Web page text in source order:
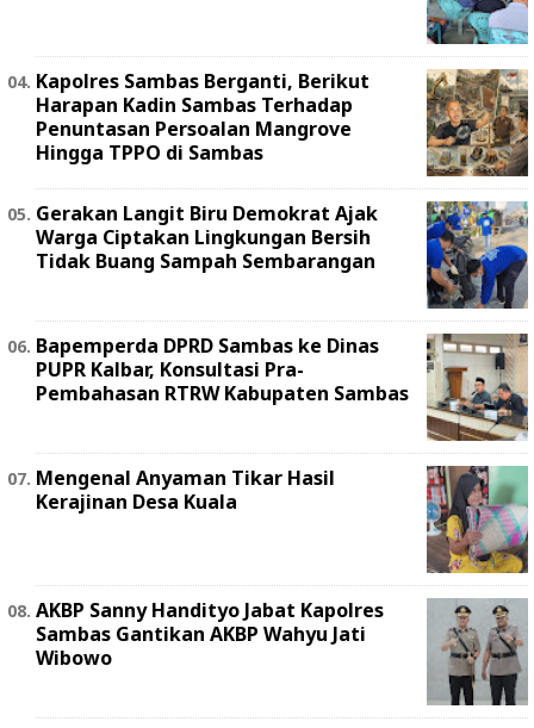
Kapolres Sambas Berganti, Berikut
Harapan Kadin Sambas Terhadap
Penuntasan Persoalan Mangrove
Hingga TPPO di Sambas
Gerakan Langit Biru Demokrat Ajak
Warga Ciptakan Lingkungan Bersih
Tidak Buang Sampah Sembarangan
Bapemperda DPRD Sambas ke Dinas
PUPR Kalbar, Konsultasi Pra-
Pembahasan RTRW Kabupaten Sambas
Mengenal Anyaman Tikar Hasil
Kerajinan Desa Kuala
AKBP Sanny Handityo Jabat Kapolres
Sambas Gantikan AKBP Wahyu Jati
Wibowo